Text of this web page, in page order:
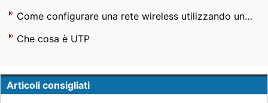
Come configurare una rete wireless utilizzando un router
Che cosa è UTP
Articoli consigliati